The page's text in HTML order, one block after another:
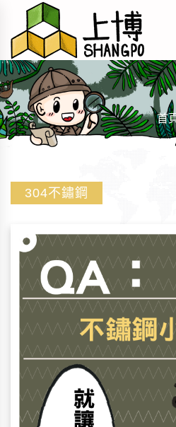
首
304不鏽鋼